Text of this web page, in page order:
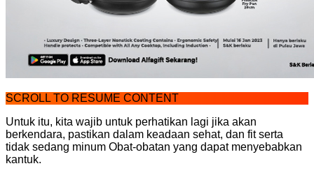
SCROLL TO RESUME CONTENT
Untuk itu, kita wajib untuk perhatikan lagi jika akan
berkendara, pastikan dalam keadaan sehat, dan fit serta
tidak sedang minum Obat-obatan yang dapat menyebabkan
kantuk.